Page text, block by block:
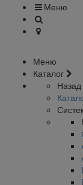
Меню
Меню
Каталог
Назад